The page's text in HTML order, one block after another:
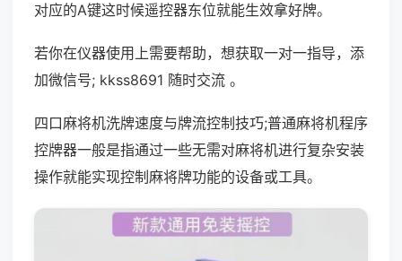
对应的A键这时候遥控器东位就能生效拿好牌。
若你在仪器使用上需要帮助，想获取一对一指导，添
加微信号; kkss8691 随时交流 。
四口麻将机洗牌速度与牌流控制技巧;普通麻将机程序
控牌器一般是指通过一些无需对麻将机进行复杂安装
操作就能实现控制麻将牌功能的设备或工具。